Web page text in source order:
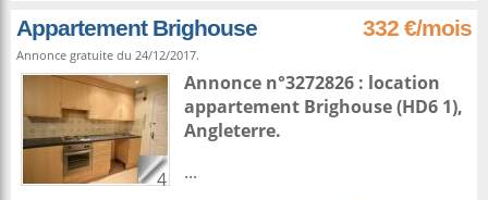
Appartement Brighouse 332 €/mois
Annonce gratuite du 24/12/2017.
4
Annonce n°3272826 : location
appartement Brighouse(HD6 1),
Angleterre.
...